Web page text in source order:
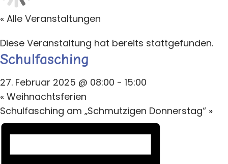
« Alle Veranstaltungen
Diese Veranstaltung hat bereits stattgefunden.
Schulfasching
27. Februar 2025 @ 08:00 - 15:00
« Weihnachtsferien
Schulfasching am „Schmutzigen Donnerstag“ »